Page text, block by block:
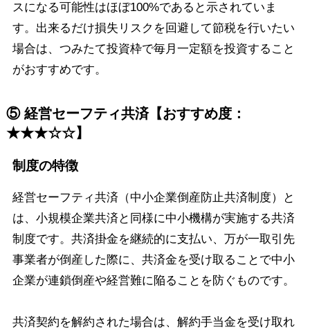
スになる可能性はほぼ100%であると示されていま
す。出来るだけ損失リスクを回避して節税を行いたい
場合は、つみたて投資枠で毎月一定額を投資すること
がおすすめです。
⑤ 経営セーフティ共済【おすすめ度：
★★★☆☆】
制度の特徴
経営セーフティ共済（中小企業倒産防止共済制度）と
は、小規模企業共済と同様に中小機構が実施する共済
制度です。共済掛金を継続的に支払い、万が一取引先
事業者が倒産した際に、共済金を受け取ることで中小
企業が連鎖倒産や経営難に陥ることを防ぐものです。
共済契約を解約された場合は、解約手当金を受け取れ